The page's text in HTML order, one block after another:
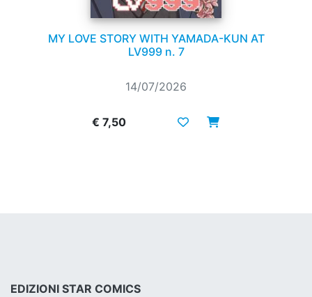
MY LOVE STORY WITH YAMADA-KUN AT
LV999 n. 7
14/07/2026
€ 7,50
EDIZIONI STAR COMICS